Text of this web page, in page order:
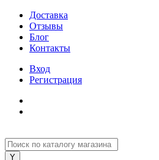
Доставка
Отзывы
Блог
Контакты
Вход
Регистрация